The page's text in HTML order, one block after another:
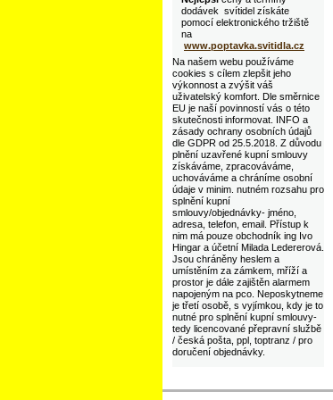
dodávek svítidel získáte
pomocí elektronického tržiště
na
www.poptavka.svitidla.cz
Na našem webu používáme
cookies s cílem zlepšit jeho
výkonnost a zvýšit váš
uživatelský komfort. Dle směrnice
EU je naší povinností vás o této
skutečnosti informovat. INFO a
zásady ochrany osobních údajů
dle GDPR od 25.5.2018. Z důvodu
plnění uzavřené kupní smlouvy
získáváme, zpracováváme,
uchováváme a chráníme osobní
údaje v minim. nutném rozsahu pro
splnění kupní
smlouvy/objednávky- jméno,
adresa, telefon, email. Přístup k
nim má pouze obchodník ing Ivo
Hingar a účetní Milada Ledererová.
Jsou chráněny heslem a
umístěním za zámkem, mříží a
prostor je dále zajištěn alarmem
napojeným na pco. Neposkytneme
je třetí osobě, s vyjímkou, kdy je to
nutné pro splnění kupní smlouvy-
tedy licencované přepravní službě
/ česká pošta, ppl, toptranz / pro
doručení objednávky.